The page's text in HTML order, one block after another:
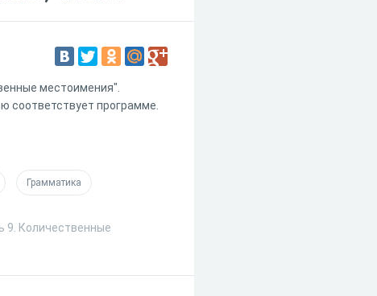
местоимения".
соответствует программе.
Грамматика
9. Количественные